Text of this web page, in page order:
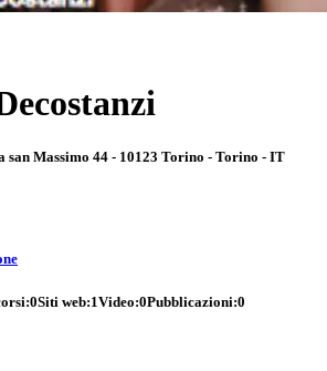
san Massimo 44 - 10123 Torino - Torino - IT
0Siti web:1Video:0Pubblicazioni:0